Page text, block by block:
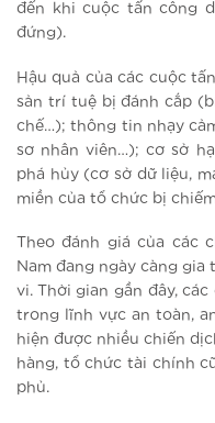
đến khi cuộc tấn công
đứng).
Hậu quả của các cuộc
sản trí tuệ bị đánh cắp
chế…); thông tin nhạy
sơ nhân viên…); cơ sở
phá hủy (cơ sở dữ liệu,
miền của tổ chức bị
Theo đánh giá của các
Nam đang ngày càng gia
vi. Thời gian gần đây,
trong lĩnh vực an toàn,
hiện được nhiều chiến
hàng, tổ chức tài chính
phủ.